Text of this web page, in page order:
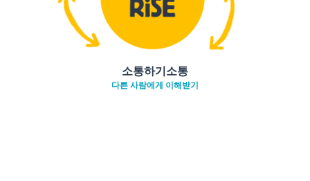
소통하기소통
다른 사람에게 이해받기